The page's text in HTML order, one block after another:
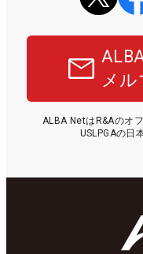
メ
ALBA NetはR&Aのオ
USLPGAの日